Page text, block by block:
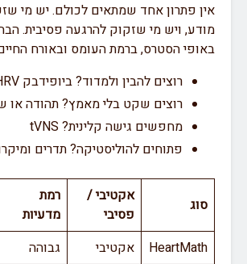
אין פתרון אחד שמתאים לכולם. יש מי
מודע, ויש מי שזקוק להרגעה פסיבית.
באופי הסטרס, ברמת העומס ובאורח
רוצים להבין ולמדוד? ביופידבק HRV
רוצים שקט בלי מאמץ? תהודה או
מחפשים גישה קלינית? tVNS
פתוחים להוליסטיקה? תדרים
סוג
אקטיבי /
פסיבי
רמת
מדעיות
HeartMath אקטיבי גבוהה